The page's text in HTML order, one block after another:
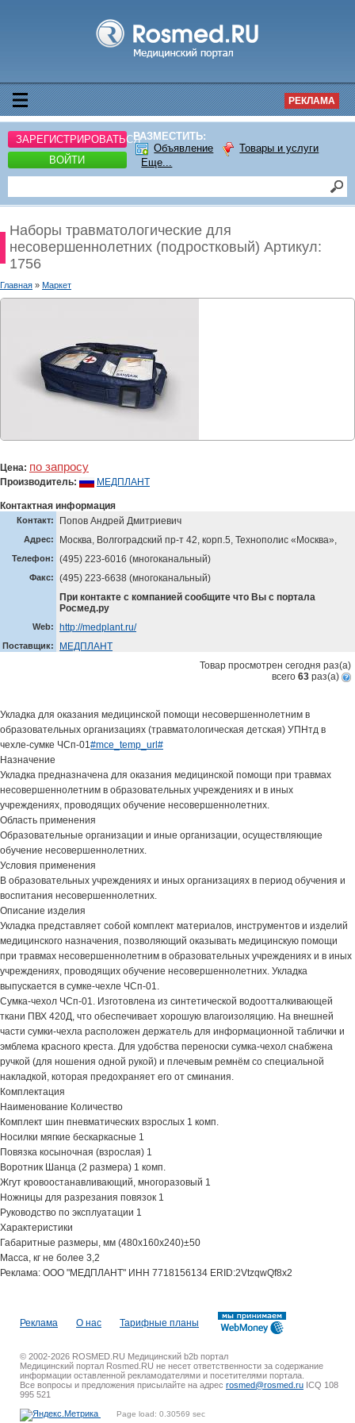
РЕКЛАМА
ЗАРЕГИСТРИРОВАТЬСЯ
ВОЙТИ
РАЗМЕСТИТЬ:
Объявление
Товары и услуги
Еще...
Наборы травматологические для
несовершеннолетних (подростковый) Артикул:
1756
Главная » Маркет
Цена: по запросу
Производитель: МЕДПЛАНТ
Контактная информация
Контакт: Попов Андрей Дмитриевич
Адрес: Москва, Волгоградский пр-т 42, корп.5, Технополис «Москва»,
Телефон: (495) 223-6016 (многоканальный)
Факс:
(495) 223-6638 (многоканальный)
При контакте с компанией сообщите что Вы с портала
Росмед.ру
Web: http://medplant.ru/
Поставщик:
МЕДПЛАНТ
Товар просмотрен сегодня раз(a)
всего 63 раз(a)
Укладка для оказания медицинской помощи несовершеннолетним в
образовательных организациях (травматологическая детская) УПНтд в
чехле-сумке ЧСп-01#mce_temp_url#
Назначение
Укладка предназначена для оказания медицинской помощи при травмах
несовершеннолетним в образовательных учреждениях и в иных
учреждениях, проводящих обучение несовершеннолетних.
Область применения
Образовательные организации и иные организации, осуществляющие
обучение несовершеннолетних.
Условия применения
В образовательных учреждениях и иных организациях в период обучения и
воспитания несовершеннолетних.
Описание изделия
Укладка представляет собой комплект материалов, инструментов и изделий
медицинского назначения, позволяющий оказывать медицинскую помощи
при травмах несовершеннолетним в образовательных учреждениях и в иных
учреждениях, проводящих обучение несовершеннолетних. Укладка
выпускается в сумке-чехле ЧСп-01.
Сумка-чехол ЧСп-01. Изготовлена из синтетической водоотталкивающей
ткани ПВХ 420Д, что обеспечивает хорошую влагоизоляцию. На внешней
части сумки-чехла расположен держатель для информационной таблички и
эмблема красного креста. Для удобства переноски сумка-чехол снабжена
ручкой (для ношения одной рукой) и плечевым ремнём со специальной
накладкой, которая предохраняет его от сминания.
Комплектация
Наименование Количество
Комплект шин пневматических взрослых 1 комп.
Носилки мягкие бескаркасные 1
Повязка косыночная (взрослая) 1
Воротник Шанца (2 размера) 1 комп.
Жгут кровоостанавливающий, многоразовый 1
Ножницы для разрезания повязок 1
Руководство по эксплуатации 1
Характеристики
Габаритные размеры, мм (480х160х240)±50
Масса, кг не более 3,2
Реклама: ООО "МЕДПЛАНТ" ИНН 7718156134 ERID:2VtzqwQf8x2
Реклама О нас Тарифные планы
© 2002-2026 ROSMED.RU Медицинский b2b портал
Медицинский портал Rosmed.RU не несет ответственности за содержание
информации оставленной рекламодателями и посетителями портала.
Все вопросы и предложения присылайте на адрес rosmed@rosmed.ru ICQ 108
995 521
Page load: 0.30569 sec